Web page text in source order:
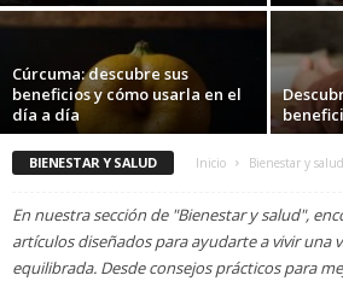
Cúrcuma: descubre sus
beneficios y cómo usarla en el
día a día
BIENESTAR Y SALUD Inicio Bienestar y salud
En nuestra sección de "Bienestar y salud",
artículos diseñados para ayudarte a vivir una
equilibrada. Desde consejos prácticos para